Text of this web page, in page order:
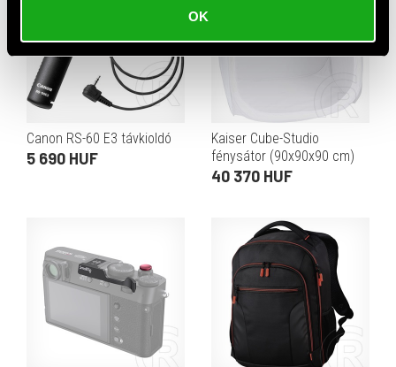
OK
Canon RS-60 E3 távkioldó
5 690 HUF
Kaiser Cube-Studio
fénysátor (90x90x90 cm)
40 370 HUF